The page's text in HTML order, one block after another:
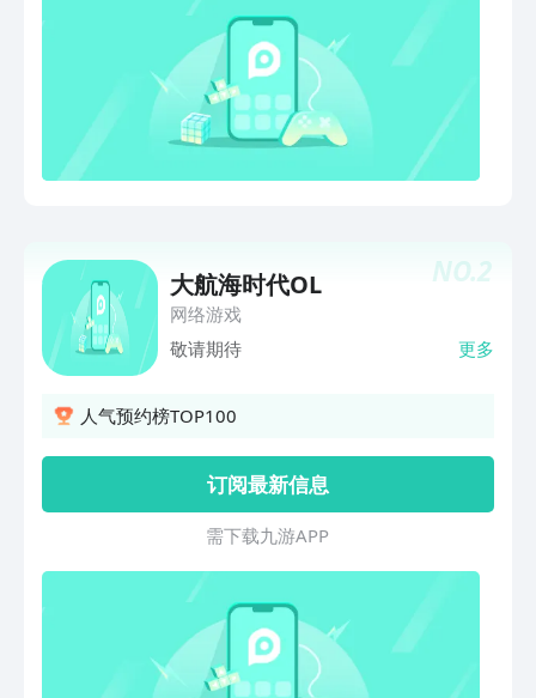
NO.2
大航海时代OL
网络游戏
敬请期待
更多
人气预约榜TOP100
订阅最新信息
需 下 载 九 游 A P P